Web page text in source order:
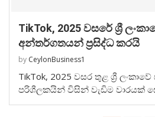
TikTok, 2025 වසරේ ශ්‍රී
අන්තර්ගතයන් ප්‍රසිද්ධ කරයි
by CeylonBusiness1
TikTok, 2025 වසර තුළ ශ්‍රී ලංකාවේ
පරිශීලකයින් විසින් වැඩිම වාරයක්